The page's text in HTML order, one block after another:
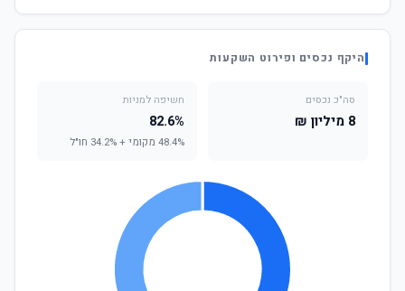
היקף נכסים ופירוט השקעות
סה"כ נכסים
8 מיליון ₪
חשיפה למניות
82.6%
48.4% מקומי + 34.2% חו"ל